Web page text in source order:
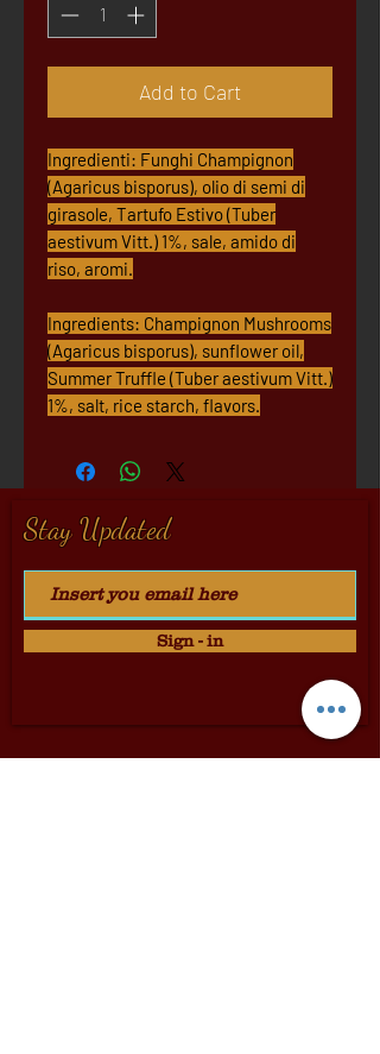
Add to Cart
Ingredienti: Funghi Champignon
(Agaricus bisporus), olio di semi di
girasole, Tartufo Estivo (Tuber
aestivum Vitt.) 1%, sale, amido di
riso, aromi.
Ingredients: Champignon Mushrooms
(Agaricus bisporus), sunflower oil,
Summer Truffle (Tuber aestivum Vitt.)
1%, salt, rice starch, flavors.
Stay Updated
Sign - in